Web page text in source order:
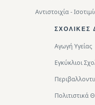
Αντιστοιχία -
ΣΧΟΛΙΚΈΣ
Αγωγή Υγείας
Εγκύκλιοι
Πολιτιστικά